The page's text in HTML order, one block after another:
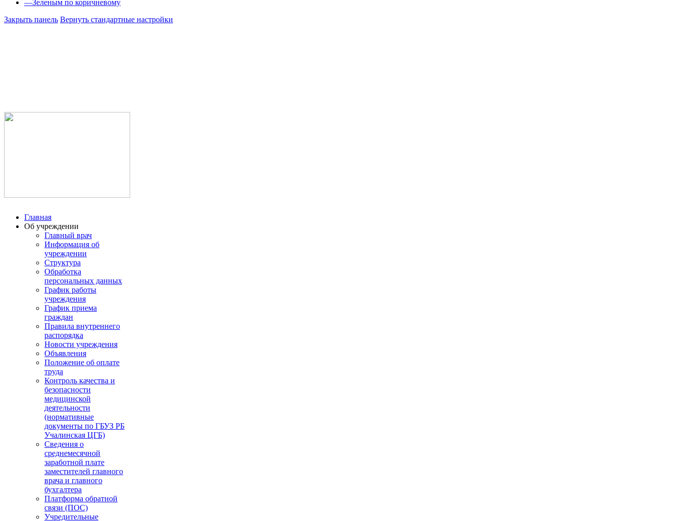
—Зеленым по коричневому
Закрыть панель Вернуть стандартные настройки
Главная
Об учреждении
Главный врач
Информация об
учреждении
Структура
Обработка
персональных данных
График работы
учреждения
График приема
граждан
Правила внутреннего
распорядка
Новости учреждения
Объявления
Положение об оплате
труда
Контроль качества и
безопасности
медицинской
деятельности
(нормативные
документы по ГБУЗ РБ
Учалинская ЦГБ)
Сведения о
среднемесячной
заработной плате
заместителей главного
врача и главного
бухгалтера
Платформа обратной
связи (ПОС)
Учредительные